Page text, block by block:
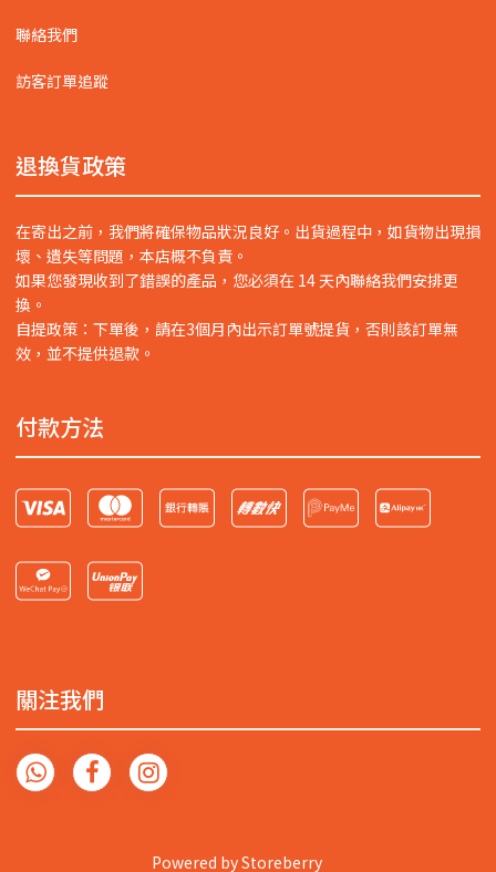
聯絡我們
訪客訂單追蹤
退換貨政策
在寄出之前，我們將確保物品狀況良好。出貨過程中，如貨物出現損
壞、遺失等問題，本店概不負責。
如果您發現收到了錯誤的產品，您必須在 14 天內聯絡我們安排更
換。
自提政策：下單後，請在3個月內出示訂單號提貨，否則該訂單無
效，並不提供退款。
付款方法
關注我們
Powered byStoreberry